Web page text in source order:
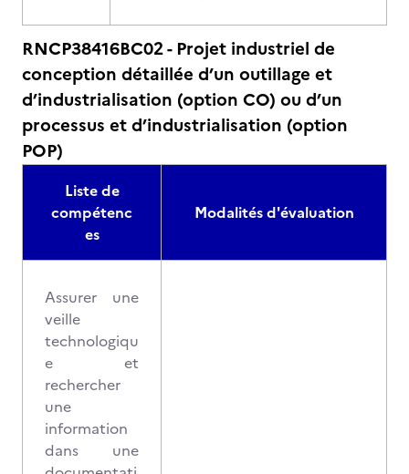
RNCP38416BC02 - Projet industriel de
conception détaillée d’un outillage et
d’industrialisation (option CO) ou d’un
processus et d’industrialisation (option
POP)
Liste de
compétenc
es
Modalités d'évaluation
Assurer une
veille
technologiqu
e et
rechercher
une
information
dans une